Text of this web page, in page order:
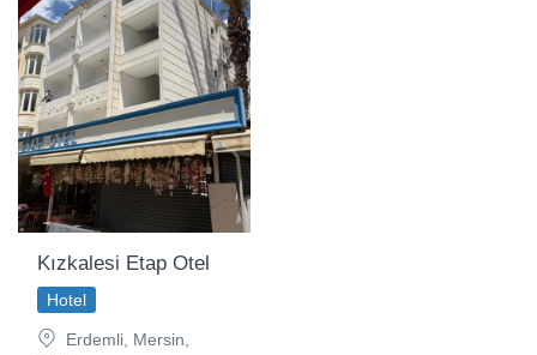
Kızkalesi Etap Otel
Hotel
Erdemli, Mersin,